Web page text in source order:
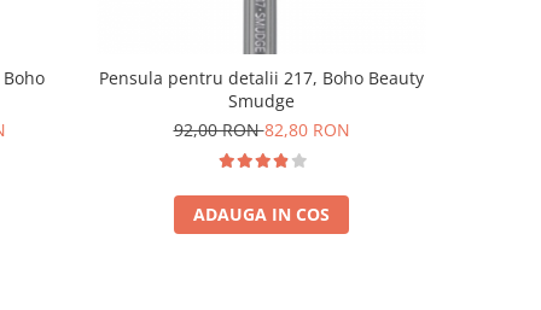
Pensula pentru detalii 217, Boho Beauty
Smudge
92,00 RON82,80 RON
ADAUGA IN COS